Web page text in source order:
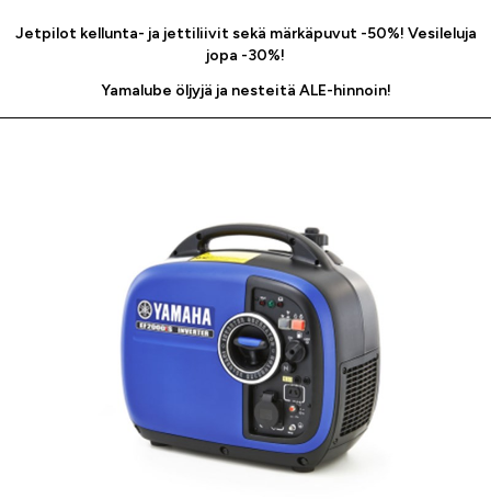
Jetpilot kellunta- ja jettiliivit sekä märkäpuvut -50%! Vesileluja
jopa -30%!
Yamalube öljyjä ja nesteitä ALE-hinnoin!